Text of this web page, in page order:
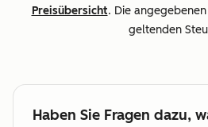
Preisübersicht. Die
geltenden
Haben Sie Fragen dazu,